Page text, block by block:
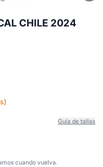
CHILE 2024
Guía de tallas
cuando vuelva.